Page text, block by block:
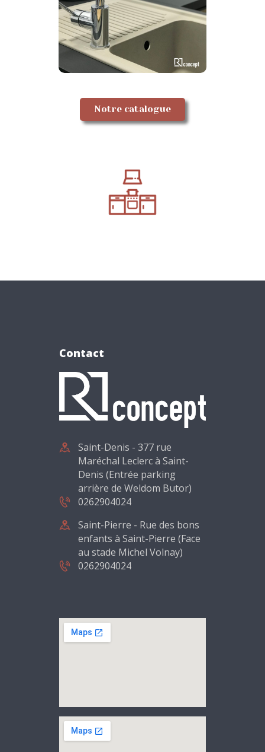
Notre catalogue
Contact
Saint-Denis - 377 rue
Maréchal Leclerc à Saint-
Denis (Entrée parking
arrière de Weldom Butor)
0262904024
Saint-Pierre - Rue des bons
enfants à Saint-Pierre (Face
au stade Michel Volnay)
0262904024